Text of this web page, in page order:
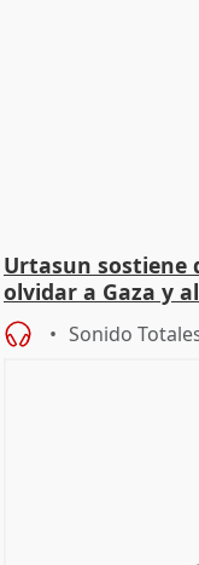
Urtasun sostiene
olvidar a Gaza y
Sonido